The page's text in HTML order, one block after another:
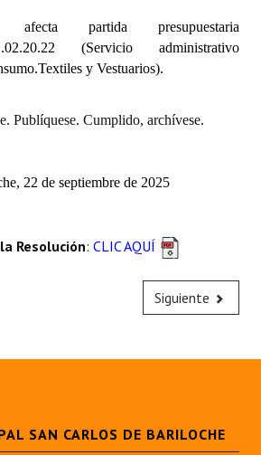
Registro
- Registro
- Registro
ORGÁNICA
partida presupuestaria
(Servicio administrativo
y Vestuarios).
Publíquese. Cumplido, archívese.
22 de septiembre de 2025
Resolución: CLIC AQUÍ
Siguiente
SAN CARLOS DE BARILOCHE